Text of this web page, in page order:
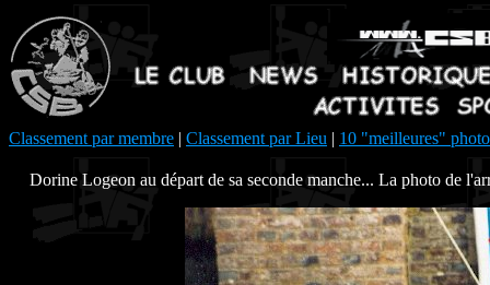
Classement par membre | Classement par Lieu | 10 "meilleures"
Dorine Logeon au départ de sa seconde manche... La photo de